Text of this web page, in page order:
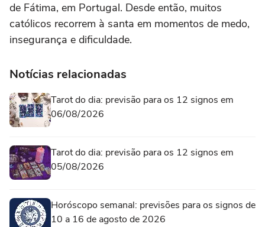
de Fátima, em Portugal. Desde então, muitos
católicos recorrem à santa em momentos de medo,
insegurança e dificuldade.
Notícias relacionadas
Tarot do dia: previsão para os 12 signos em
06/08/2026
Tarot do dia: previsão para os 12 signos em
05/08/2026
Horóscopo semanal: previsões para os signos de
10 a 16 de agosto de 2026